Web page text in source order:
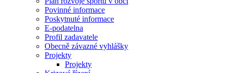
Povinné informace
Poskytnuté informace
E-podatelna
Profil zadavatele
Obecně závazné vyhlášky
Projekty
Projekty